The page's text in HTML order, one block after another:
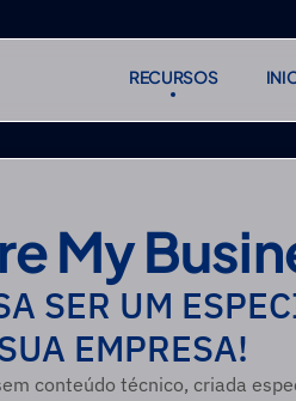
RECURSOS
RECURSOS
My
SER UM
EMPRESA!
conteúdo técnico, criada